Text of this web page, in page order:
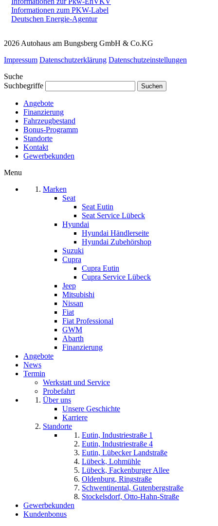
Informationen zum PKW-Label
Deutschen Energie-Agentur
2026 Autohaus am Bungsberg GmbH & Co.KG
Impressum Datenschutzerklärung Datenschutzeinstellungen
Suche
Suchbegriffe
Angebote
Finanzierung
Fahrzeugbestand
Bonus-Programm
Standorte
Kontakt
Gewerbekunden
Menu
Marken
Seat
Seat Eutin
Seat Service Lübeck
Hyundai
Hyundai Händlerseite
Hyundai Zubehörshop
Suzuki
Cupra
Cupra Eutin
Cupra Service Lübeck
Jeep
Mitsubishi
Nissan
Fiat
Fiat Professional
GWM
Abarth
Finanzierung
Angebote
News
Termin
Werkstatt und Service
Probefahrt
Über uns
Unsere Geschichte
Karriere
Standorte
Eutin, Industriestraße 1
Eutin, Industriestraße 4
Eutin, Lübecker Landstraße
Lübeck, Lohmühle
Lübeck, Fackenburger Allee
Oldenburg, Ringstraße
Schwentinental, Gutenbergstraße
Stockelsdorf, Otto-Hahn-Straße
Gewerbekunden
Kundenbonus